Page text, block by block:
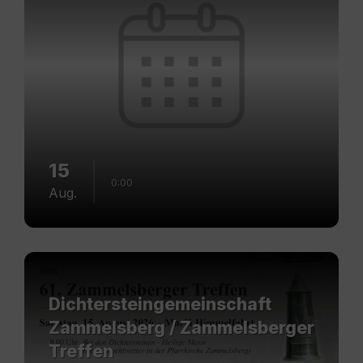
15
Aug.
0:00
Dichtersteingemeinschaft
Zammelsberg / Zammelsberger
Treffen
Mehr